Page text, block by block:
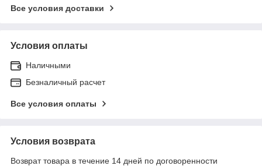
Все условия доставки
Условия оплаты
Наличными
Безналичный расчет
Все условия оплаты
Условия возврата
Возврат товара в течение 14 дней по договоренности